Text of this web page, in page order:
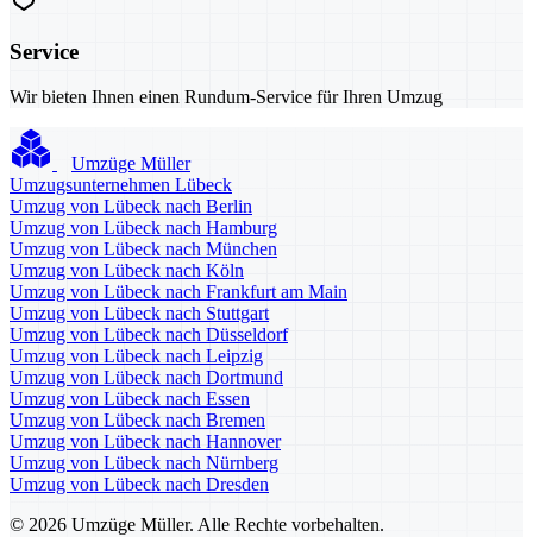
Service
Wir bieten Ihnen einen Rundum-Service für Ihren Umzug
Umzüge Müller
Umzugsunternehmen Lübeck
Umzug von Lübeck nach Berlin
Umzug von Lübeck nach Hamburg
Umzug von Lübeck nach München
Umzug von Lübeck nach Köln
Umzug von Lübeck nach Frankfurt am Main
Umzug von Lübeck nach Stuttgart
Umzug von Lübeck nach Düsseldorf
Umzug von Lübeck nach Leipzig
Umzug von Lübeck nach Dortmund
Umzug von Lübeck nach Essen
Umzug von Lübeck nach Bremen
Umzug von Lübeck nach Hannover
Umzug von Lübeck nach Nürnberg
Umzug von Lübeck nach Dresden
© 2026 Umzüge Müller. Alle Rechte vorbehalten.